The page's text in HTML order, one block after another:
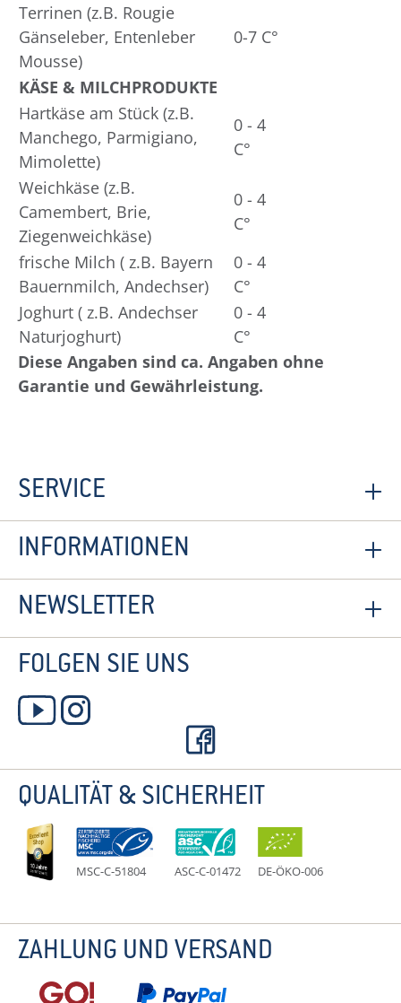
Terrinen (z.B. Rougie
Gänseleber, Entenleber
Mousse)
0-7 C°
KÄSE & MILCHPRODUKTE
Hartkäse am Stück (z.B.
Manchego, Parmigiano,
Mimolette)
0 - 4
C°
Weichkäse (z.B.
Camembert, Brie,
Ziegenweichkäse)
0 - 4
C°
frische Milch ( z.B. Bayern
Bauernmilch, Andechser)
0 - 4
C°
Joghurt ( z.B. Andechser
Naturjoghurt)
0 - 4
C°
Diese Angaben sind ca. Angaben ohne
Garantie und Gewährleistung.
SERVICE
INFORMATIONEN
NEWSLETTER
FOLGEN SIE UNS
QUALITÄT & SICHERHEIT
MSC-C-51804 ASC-C-01472 DE-ÖKO-006
ZAHLUNG UND VERSAND